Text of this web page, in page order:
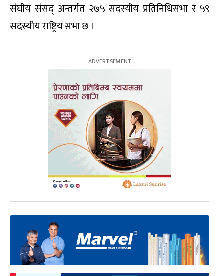
संघीय संसद् अन्तर्गत २७५ सदस्यीय प्रतिनिधिसभा र ५९
सदस्यीय राष्ट्रिय सभा छ ।